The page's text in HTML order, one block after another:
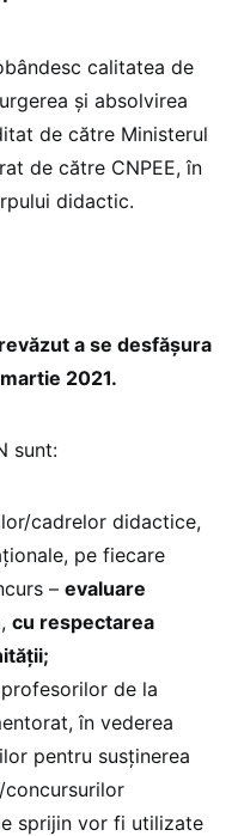
calitatea de
și absolvirea
de către Ministerul
de către CNPEE, în
didactic.
a se desfășura
2021.
sunt:
cadrelor didactice,
pe fiecare
– evaluare
, cu respectarea
de la
în vederea
pentru susținerea
concursurilor
sprijin vor fi utilizate